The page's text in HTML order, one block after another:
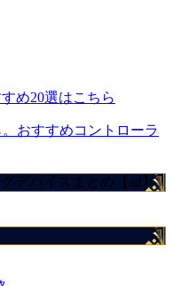
め20選はこちら
おすすめコントローラ
デバイスまとめ【ad】